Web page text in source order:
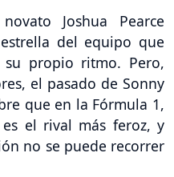
Joshua Pearce
del equipo que
propio ritmo. Pero,
el pasado de Sonny
que en la Fórmula 1,
el rival más feroz, y
no se puede recorrer